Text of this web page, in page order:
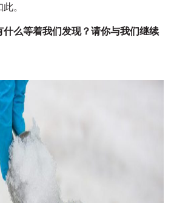
。
么等着我们发现？请你与我们继续